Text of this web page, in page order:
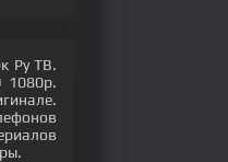
Ру ТВ.
1080p.